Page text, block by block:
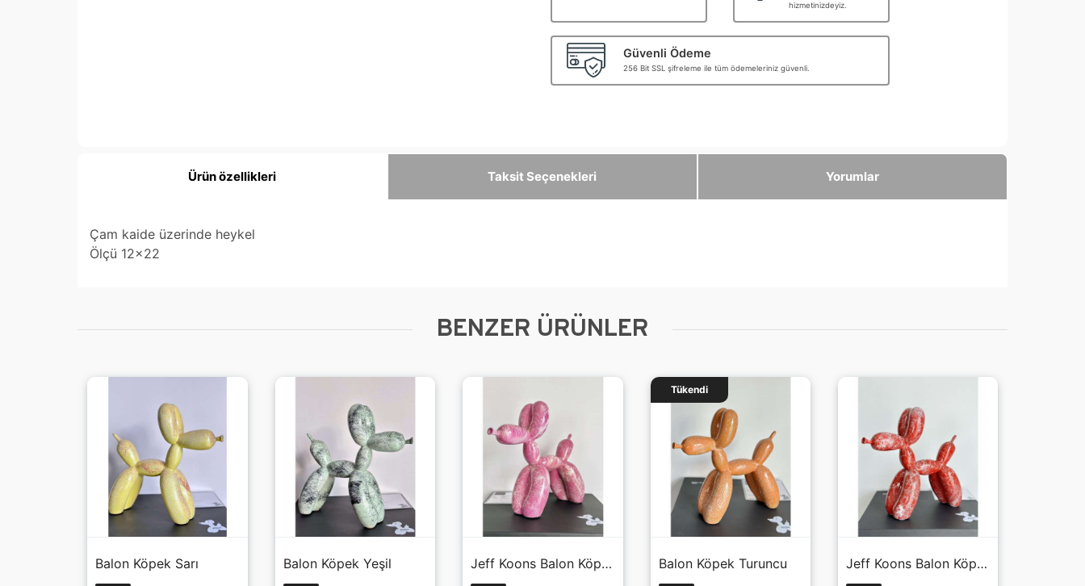
hizmetinizdeyiz.
Güvenli Ödeme
256 Bit SSL şifreleme ile tüm ödemeleriniz güvenli.
Ürün özellikleri Taksit Seçenekleri Yorumlar
Çam kaide üzerinde heykel
Ölçü 12x22
BENZER ÜRÜNLER
Balon Köpek Sarı Balon Köpek Yeşil Jeff Koons Balon Köpek Pembe Balon Köpek Turuncu
Tükendi
Jeff Koons Balon Köpek Kırmızı 2